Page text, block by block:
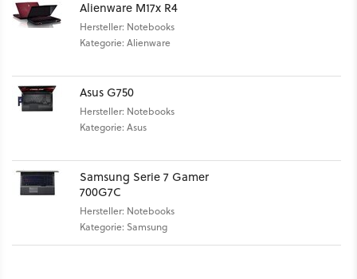
Alienware M17x R4
Hersteller: Notebooks
Kategorie: Alienware
Asus G750
Hersteller: Notebooks
Kategorie: Asus
Samsung Serie 7 Gamer
700G7C
Hersteller: Notebooks
Kategorie: Samsung